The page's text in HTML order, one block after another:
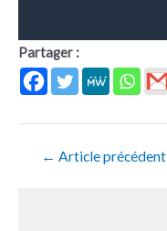
Partager :
← Article précédent